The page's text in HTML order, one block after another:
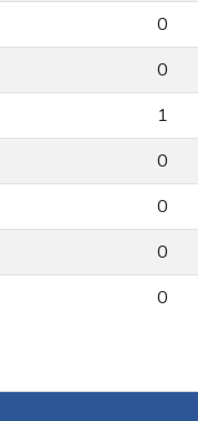
0
0
1
0
0
0
0